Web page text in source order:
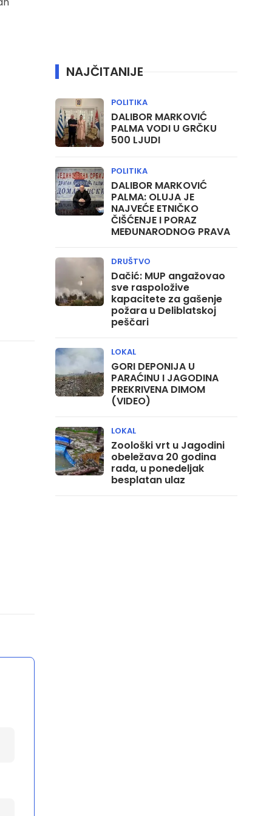
NAJČITANIJE
DALIBOR MARKOVIĆ
PALMA VODI U GRČKU
500 LJUDI
POLITIKA
DALIBOR MARKOVIĆ
PALMA: OLUJA JE
NAJVEĆE ETNIČKO
ČIŠĆENJE I PORAZ
MEĐUNARODNOG PRAVA
POLITIKA
Dačić: MUP angažovao
sve raspoložive
kapacitete za gašenje
požara u Deliblatskoj
peščari
DRUŠTVO
GORI DEPONIJA U
PARAĆINU I JAGODINA
PREKRIVENA DIMOM
(VIDEO)
LOKAL
Zoološki vrt u Jagodini
obeležava 20 godina
rada, u ponedeljak
besplatan ulaz
LOKAL